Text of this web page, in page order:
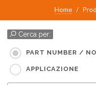
Home
Cerca per:
PART NUMBER /
APPLICAZIONE